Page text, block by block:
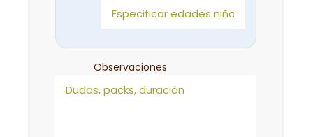
Observaciones